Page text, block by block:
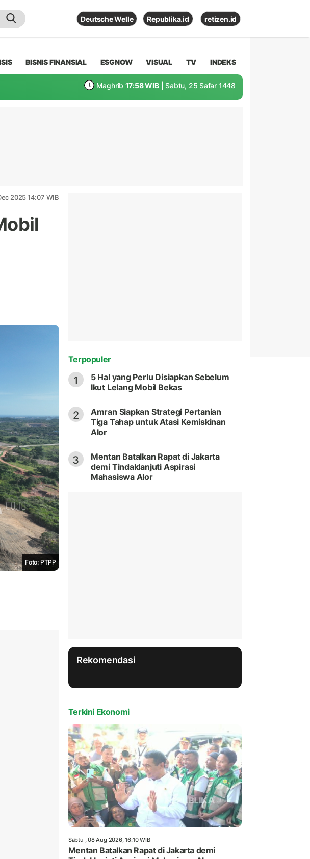
Deutsche Welle Republika.id retizen.id
BISNIS FINANSIAL ESGNOW VISUAL TV INDEKS
Maghrib 17:58 WIB | Sabtu, 25 Safar 1448
2025 14:07 WIB
Foto: PTPP
Terpopuler
1
5 Hal yang Perlu Disiapkan Sebelum
Ikut Lelang Mobil Bekas
2
Amran Siapkan Strategi Pertanian
Tiga Tahap untuk Atasi Kemiskinan
Alor
3
Mentan Batalkan Rapat di Jakarta
demi Tindaklanjuti Aspirasi
Mahasiswa Alor
Rekomendasi
Terkini Ekonomi
Sabtu , 08 Aug 2026, 16:10 WIB
Mentan Batalkan Rapat di Jakarta demi